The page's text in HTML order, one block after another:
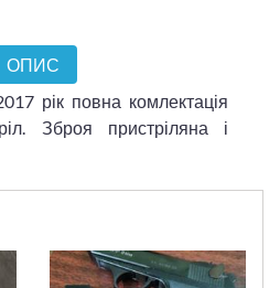
ОПИС
рік повна комлектація
Зброя пристріляна і